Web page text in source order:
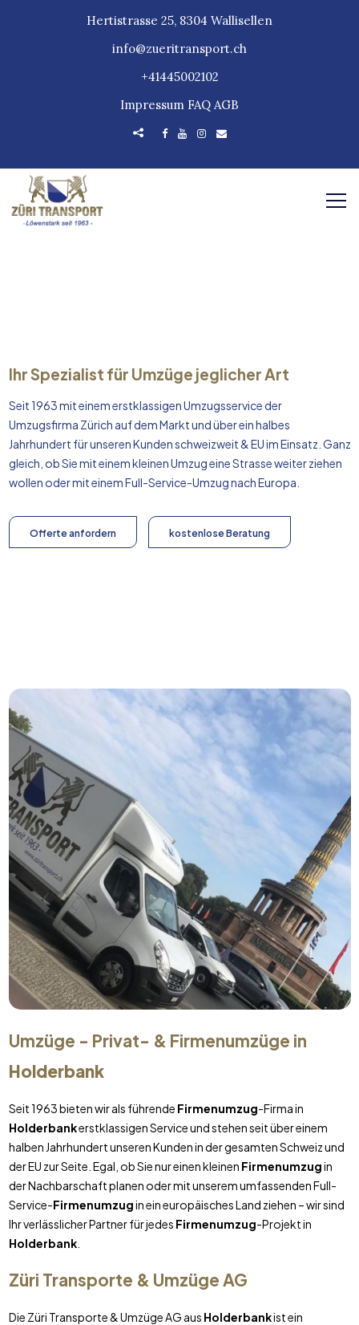
Hertistrasse 25, 8304 Wallisellen
info@zueritransport.ch
+41445002102
Impressum FAQ AGB
Ihr Spezialist für Umzüge jeglicher Art
Seit 1963 mit einem erstklassigen Umzugsservice der
Umzugsfirma Zürich auf dem Markt und über ein halbes
Jahrhundert für unseren Kunden schweizweit & EU im Einsatz. Ganz
gleich, ob Sie mit einem kleinen Umzug eine Strasse weiter ziehen
wollen oder mit einem Full-Service-Umzug nachEuropa
Offerte anfordern kostenlose Beratung
Umzüge - Privat- & Firmenumzüge in
Holderbank
Seit 1963 bieten wir als führende Firmenumzug-Firma in
Holderbankerstklassigen Service und stehen seit über einem
halben Jahrhundert unseren Kunden in der gesamten Schweiz und
der EU zur Seite. Egal, ob Sie nur einen kleinen Firmenumzugin
der Nachbarschaft planen oder mit unserem umfassenden Full-
Service-Firmenumzugin ein europäisches Land ziehen – wir sind
Ihr verlässlicher Partner für jedes Firmenumzug-Projekt in
Holderbank.
Züri Transporte & Umzüge AG
Die Züri Transporte & Umzüge AG aus Holderbankist ein